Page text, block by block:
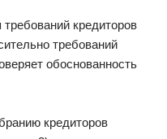
кредиторов
требований
обоснованность
кредиторов